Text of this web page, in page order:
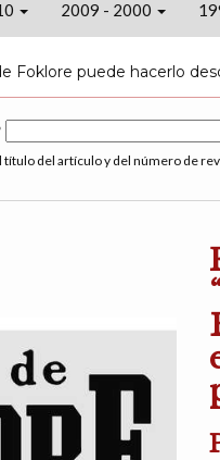
2009 - 2000
Foklore puede hacerlo
del artículo y del número de